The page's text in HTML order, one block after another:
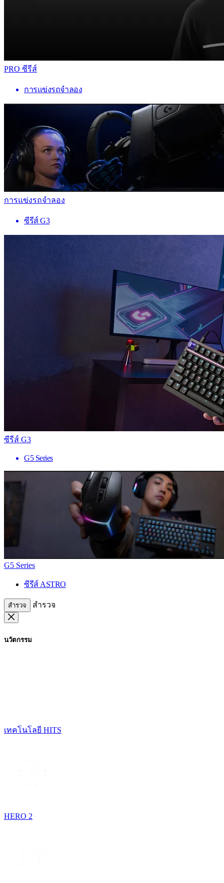
PRO ซีรีส์
การแข่งรถจำลอง
การแข่งรถจำลอง
ซีรีส์ G3
ซีรีส์ G3
G5 Series
G5 Series
ซีรีส์ ASTRO
สำรวจ สำรวจ
นวัตกรรม
เทคโนโลยี HITS
HERO 2